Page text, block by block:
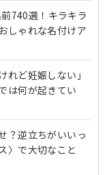
740選！キラキラ
しゃれな名付けア
れど妊娠しない」
は何が起きてい
？逆立ちがいいっ
〉で大切なこと